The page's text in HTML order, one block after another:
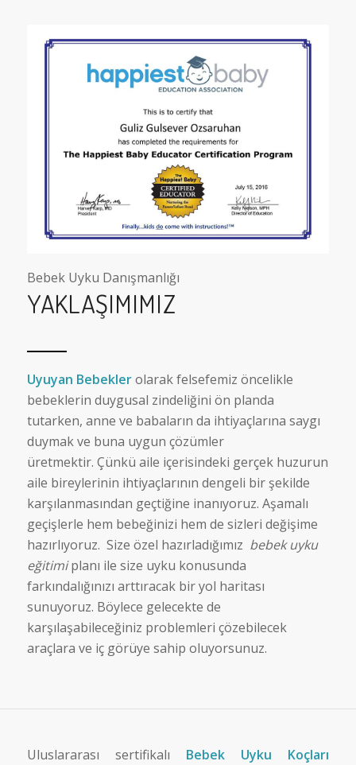
Bebek Uyku Danışmanlığı
YAKLAŞIMIMIZ
Uyuyan Bebeklerolarak felsefemiz öncelikle
bebeklerin duygusal zindeliğini ön planda
tutarken, anne ve babaların da ihtiyaçlarına saygı
duymak ve buna uygun çözümler
üretmektir. Çünkü aile içerisindeki gerçek huzurun
aile bireylerinin ihtiyaçlarının dengeli bir şekilde
karşılanmasından geçtiğine inanıyoruz. Aşamalı
geçişlerle hem bebeğinizi hem de sizleri değişime
hazırlıyoruz. Size özel hazırladığımız bebek uyku
eğitimiplanı ile size uyku konusunda
farkındalığınızı arttıracak bir yol haritası
sunuyoruz. Böylece gelecekte de
karşılaşabileceğiniz problemleri çözebilecek
araçlara ve iç görüye sahip oluyorsunuz.
Uluslararası sertifikalı Bebek Uyku Koçları